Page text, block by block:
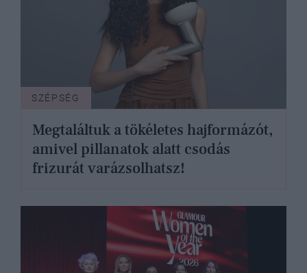
SZÉPSÉG
Megtaláltuk a tökéletes hajformázót,
amivel pillanatok alatt csodás
frizurát varázsolhatsz!